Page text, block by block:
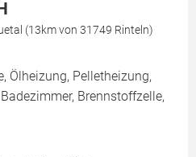
(13km von 31749 Rinteln)
Ölheizung, Pelletheizung,
Brennstoffzelle,